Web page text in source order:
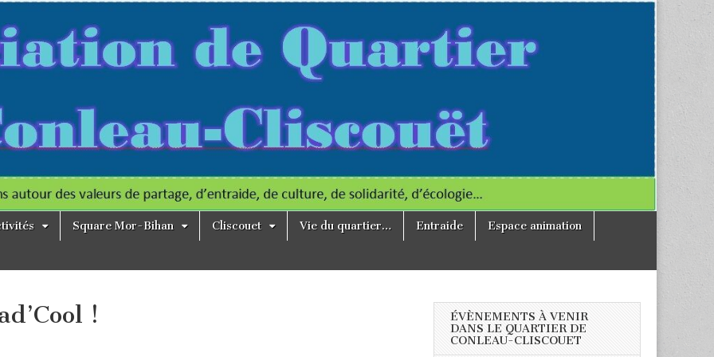
Square Mor-Bihan Cliscouet Vie du quartier… Entraide Espace animation
!
ÉVÈNEMENTS À VENIR
DANS LE QUARTIER DE
CONLEAU-CLISCOUET